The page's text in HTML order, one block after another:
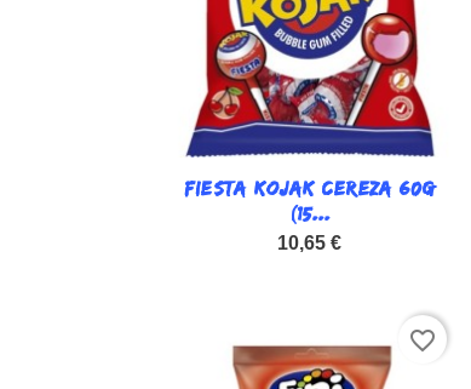
Vista rápida
FIESTA KOJAK CEREZA 60G
(15...
10,65 €
favorite_border